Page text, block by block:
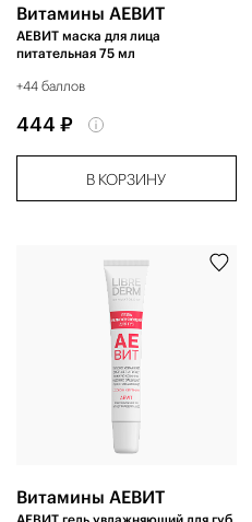
Витамины АЕВИТ
АЕВИТ маска для лица
питательная 75 мл
+44 баллов
444 ₽
В КОРЗИНУ
Витамины АЕВИТ